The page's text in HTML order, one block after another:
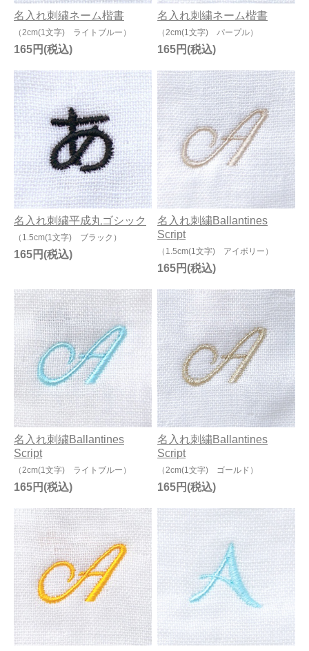
名入れ刺繍ネーム楷書
（2cm(1文字) ライトブルー）
165円
名入れ刺繍ネーム楷書
（2cm(1文字) パープル）
165円
名入れ刺繍平成丸ゴシック
（1.5cm(1文字) ブラック）
165円
名入れ刺繍Ballantines
Script
（1.5cm(1文字) アイボリー）
165円
名入れ刺繍Ballantines
Script
（2cm(1文字) ライトブルー）
165円
名入れ刺繍Ballantines
Script
（2cm(1文字) ゴールド）
165円